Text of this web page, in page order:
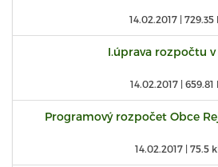
14.02.2017 | 729.35
I.úprava rozpočtu v
14.02.2017 | 659.81
Programový rozpočet Obce
14.02.2017 | 75.5